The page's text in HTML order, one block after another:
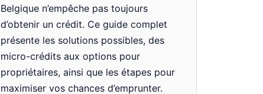
Belgique n’empêche pas toujours
d’obtenir un crédit. Ce guide complet
présente les solutions possibles, des
micro-crédits aux options pour
propriétaires, ainsi que les étapes pour
maximiser vos chances d’emprunter.